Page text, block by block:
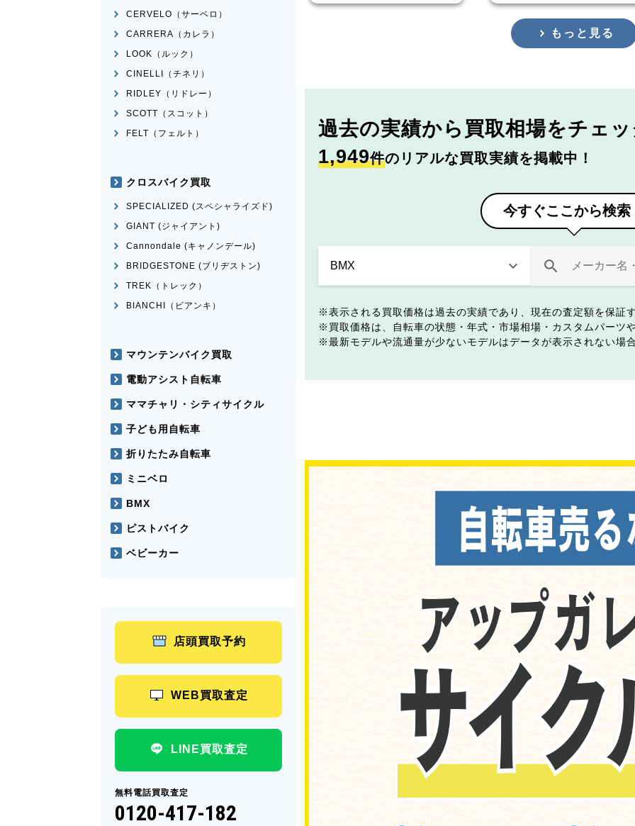
もっと見る
過去の実績から 買取相場をチェ
1,949件のリアルな買取実績を掲載中！
今すぐここから検索
表示される買取価格は過去の実績であり、現在の査定額を保証
買取価格は、自転車の状態・年式・市場相場・カスタムパーツ
最新モデルや流通量が少ないモデルはデータが表示されない場
CERVELO（サーベロ）
CARRERA（カレラ）
LOOK（ルック）
CINELLI（チネリ）
RIDLEY（リドレー）
SCOTT（スコット）
FELT（フェルト）
クロスバイク買取
SPECIALIZED (スペシャライズド)
GIANT (ジャイアント)
Cannondale (キャノンデール)
BRIDGESTONE (ブリヂストン)
TREK（トレック）
BIANCHI（ビアンキ）
マウンテンバイク買取
電動アシスト自転車
ママチャリ・シティサイクル
子ども用自転車
折りたたみ自転車
ミニベロ
BMX
ピストバイク
ベビーカー
店頭買取予約
WEB買取査定
LINE買取査定
無料電話買取査定
0120-417-182